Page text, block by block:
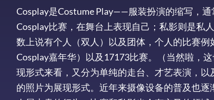
Cosplay是Costume Play——服装扮演的缩写，
Cosplay比赛，在舞台上表现自己；私影则是私
数上说有个人（双人）以及团体，个人的比赛
Cosplay嘉年华）以及17173比赛。（当然啦，
现形式来看，又分为单纯的走台、才艺表演，
的照片为展现形式。近年来摄像设备的普及也